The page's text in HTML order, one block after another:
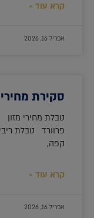
קרא עוד »
אפריל 16, 2026
סקירת מחירי
טבלת מחירי
קפה,
קרא עוד »
אפריל 16, 2026